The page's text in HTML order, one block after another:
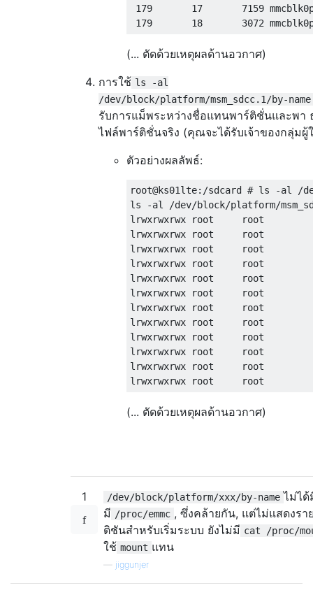
179       17       7159
(... ตัดด้วยเหตุผลด้านอวกาศ)
การใช้ ls -al
/dev/block/platform/msm_sdcc.1/by-name
รับการแม็พระหว่างชื่อแทนพาร์ติชั่นและพา
ไฟล์พาร์ติชั่นจริง (คุณจะได้รับเจ้าของกลุ่มผู้
ตัวอย่างผลลัพธ์:
root@ks01lte:/sdcard # ls -al /
ls -al /dev/block/platform/
lrwxrwxrwx root     root
lrwxrwxrwx root     root
lrwxrwxrwx root     root
lrwxrwxrwx root     root
lrwxrwxrwx root     root
lrwxrwxrwx root     root
lrwxrwxrwx root     root
lrwxrwxrwx root     root
lrwxrwxrwx root     root
lrwxrwxrwx root     root
lrwxrwxrwx root     root
(... ตัดด้วยเหตุผลด้านอวกาศ)
1 /dev/block/platform/xxx/by-name ไม่ได้
มี /proc/emmc , ซึ่งคล้ายกัน, แต่ไม่แสดงรา
ติชันสำหรับเริ่มระบบ ยังไม่มี cat /proc/
ใช้ mount แทน
jiggunjer